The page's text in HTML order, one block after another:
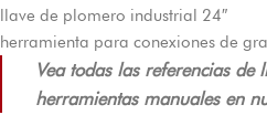
llave de plomero industrial 24″
herramienta para conexiones de
Vea todas las referencias de
herramientas manuales en